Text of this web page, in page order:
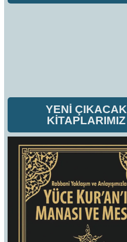
YENİ ÇIKACAK
KİTAPLARIMIZ